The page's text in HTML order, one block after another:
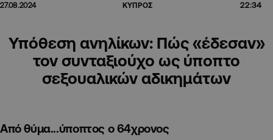
27.08.2024 ΚΥΠΡΟΣ 22:34
Υπόθεση ανηλίκων: Πώς «έδεσαν»
τον συνταξιούχο ως ύποπτο
σεξουαλικών αδικημάτων
Από θύμα...ύποπτος ο 64χρονος